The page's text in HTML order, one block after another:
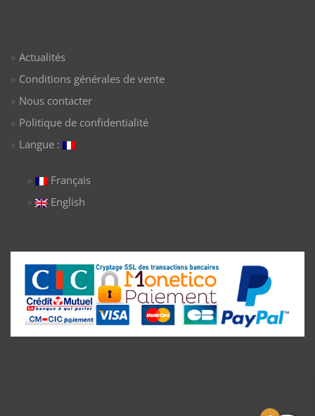
Actualités
Conditions générales de vente
Nous contacter
Politique de confidentialité
Langue :
Français
English